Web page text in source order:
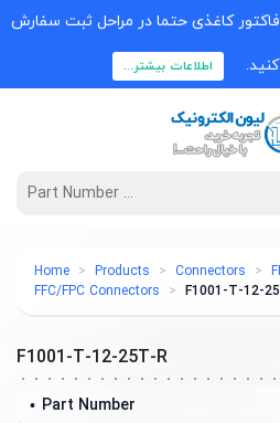
کاغذی حتما در مراحل ثبت سفارش
اطلاعات بیشتر...
Home Products Connectors
FFC/FPC Connectors
F1001-T-12-
F1001-T-12-25T-R
Part Number